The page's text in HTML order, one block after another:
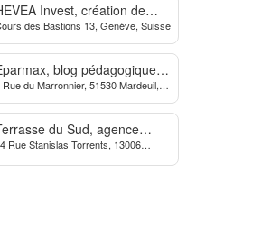
Invest, création de
et domiciliation en
des Bastions 13, Genève, Suisse
blog pédagogique
les finances personnelles
Rue du Marronnier, 51530 Mardeuil,
du Sud, agence
à Marseille
Rue Stanislas Torrents, 13006